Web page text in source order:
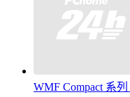
WMF Compact 系